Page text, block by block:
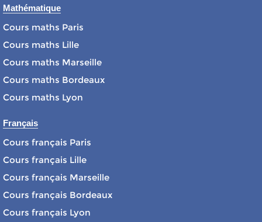
Mathématique
Cours maths Paris
Cours maths Lille
Cours maths Marseille
Cours maths Bordeaux
Cours maths Lyon
Français
Cours français Paris
Cours français Lille
Cours français Marseille
Cours français Bordeaux
Cours français Lyon